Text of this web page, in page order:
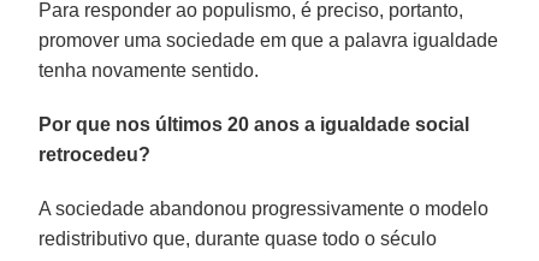
Para responder ao populismo, é preciso, portanto,
promover uma sociedade em que a palavra igualdade
tenha novamente sentido.
Por que nos últimos 20 anos a igualdade social
retrocedeu?
A sociedade abandonou progressivamente o modelo
redistributivo que, durante quase todo o século